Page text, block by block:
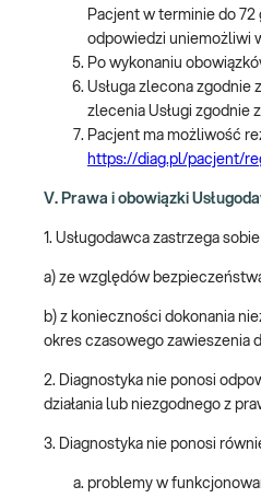
Pacjent w terminie do
odpowiedzi uniemożliwi
Po wykonaniu
Usługa zlecona zgodnie
zlecenia Usługi zgodnie
Pacjent ma możliwość
https://diag.pl/pacjent/
V. Prawa i obowiązki
1. Usługodawca zastrzega
a) ze względów
b) z konieczności dokonania
okres czasowego zawieszenia
2. Diagnostyka nie ponosi
działania lub niezgodnego z
3. Diagnostyka nie ponosi
problemy w